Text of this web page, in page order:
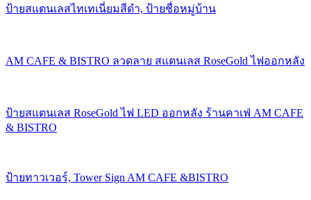
ป้ายสแตนเลสไทเทเนี่ยมสีดำ, ป้ายชื่อหมู่บ้าน
AM CAFE & BISTRO ลวดลาย สแตนเลส RoseGold ไฟออกหลัง
ป้ายสแตนเลส RoseGold ไฟ LED ออกหลัง ร้านคาเฟ่ AM CAFE
& BISTRO
ป้ายทาวเวอร์, Tower Sign AM CAFE &BISTRO